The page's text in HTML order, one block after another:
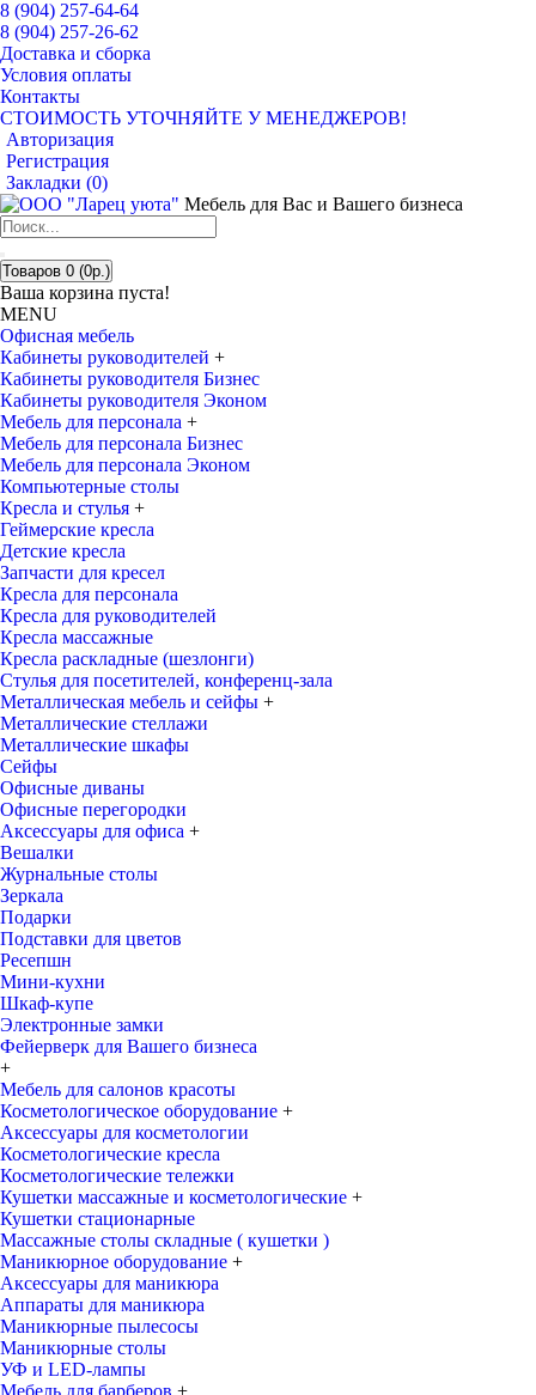
8 (904) 257-64-64
8 (904) 257-26-62
Доставка и сборка
Условия оплаты
Контакты
СТОИМОСТЬ УТОЧНЯЙТЕ У МЕНЕДЖЕРОВ!
Авторизация
Регистрация
Закладки (0)
Мебель для Вас и Вашего бизнеса
Товаров 0 (0р.)
Ваша корзина пуста!
MENU
Офисная мебель
Кабинеты руководителей +
Кабинеты руководителя Бизнес
Кабинеты руководителя Эконом
Мебель для персонала +
Мебель для персонала Бизнес
Мебель для персонала Эконом
Компьютерные столы
Кресла и стулья +
Геймерские кресла
Детские кресла
Запчасти для кресел
Кресла для персонала
Кресла для руководителей
Кресла массажные
Кресла раскладные (шезлонги)
Стулья для посетителей, конференц-зала
Металлическая мебель и сейфы +
Металлические стеллажи
Металлические шкафы
Сейфы
Офисные диваны
Офисные перегородки
Аксессуары для офиса +
Вешалки
Журнальные столы
Зеркала
Подарки
Подставки для цветов
Ресепшн
Мини-кухни
Шкаф-купе
Электронные замки
Фейерверк для Вашего бизнеса
+
Мебель для салонов красоты
Косметологическое оборудование +
Аксессуары для косметологии
Косметологические кресла
Косметологические тележки
Кушетки массажные и косметологические +
Кушетки стационарные
Массажные столы складные ( кушетки )
Маникюрное оборудование +
Аксессуары для маникюра
Аппараты для маникюра
Маникюрные пылесосы
Маникюрные столы
УФ и LED-лампы
Мебель для барберов +